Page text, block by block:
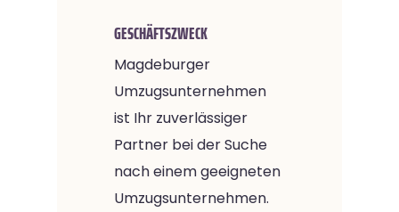
GESCHÄFTSZWECK
Magdeburger
Umzugsunternehmen
ist Ihr zuverlässiger
Partner bei der Suche
nach einem geeigneten
Umzugsunternehmen.